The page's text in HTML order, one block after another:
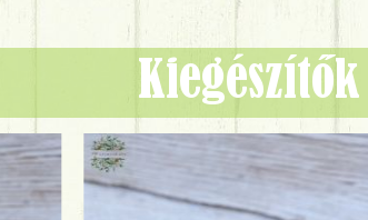
Kiegészítők